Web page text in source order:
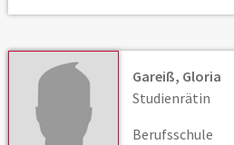
Gareiß, Gloria
Studienrätin
Berufsschule